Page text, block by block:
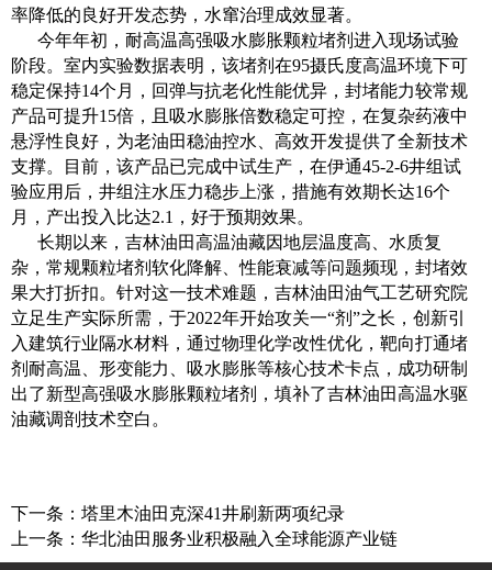
率降低的良好开发态势，水窜治理成效显著。
今年年初，耐高温高强吸水膨胀颗粒堵剂进入现场试验
阶段。室内实验数据表明，该堵剂在95摄氏度高温环境下可
稳定保持14个月，回弹与抗老化性能优异，封堵能力较常规
产品可提升15倍，且吸水膨胀倍数稳定可控，在复杂药液中
悬浮性良好，为老油田稳油控水、高效开发提供了全新技术
支撑。目前，该产品已完成中试生产，在伊通45-2-6井组试
验应用后，井组注水压力稳步上涨，措施有效期长达16个
月，产出投入比达2.1，好于预期效果。
长期以来，吉林油田高温油藏因地层温度高、水质复
杂，常规颗粒堵剂软化降解、性能衰减等问题频现，封堵效
果大打折扣。针对这一技术难题，吉林油田油气工艺研究院
立足生产实际所需，于2022年开始攻关一“剂”之长，创新引
入建筑行业隔水材料，通过物理化学改性优化，靶向打通堵
剂耐高温、形变能力、吸水膨胀等核心技术卡点，成功研制
出了新型高强吸水膨胀颗粒堵剂，填补了吉林油田高温水驱
油藏调剖技术空白。
下一条： 塔里木油田克深41井刷新两项纪录
上一条： 华北油田服务业积极融入全球能源产业链